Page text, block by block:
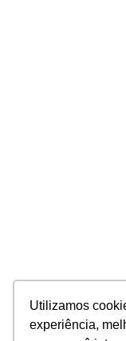
Utilizamos
experiência,